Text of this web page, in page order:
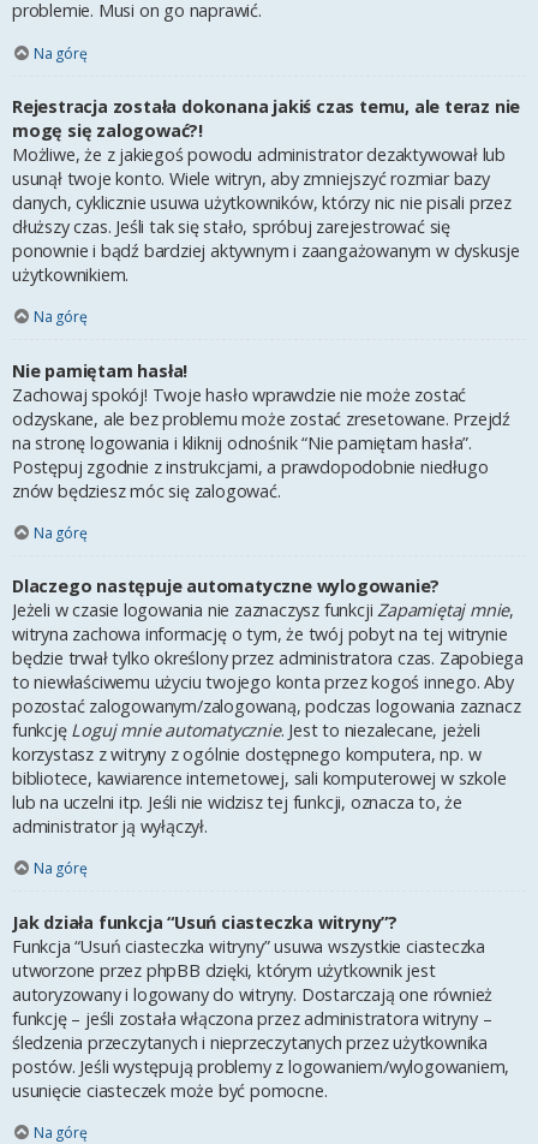
problemie. Musi on go naprawić.
Na górę
Rejestracja została dokonana jakiś czas temu, ale teraz nie
mogę się zalogować?!
Możliwe, że z jakiegoś powodu administrator dezaktywował lub
usunął twoje konto. Wiele witryn, aby zmniejszyć rozmiar bazy
danych, cyklicznie usuwa użytkowników, którzy nic nie pisali przez
dłuższy czas. Jeśli tak się stało, spróbuj zarejestrować się
ponownie i bądź bardziej aktywnym i zaangażowanym w dyskusje
użytkownikiem.
Na górę
Nie pamiętam hasła!
Zachowaj spokój! Twoje hasło wprawdzie nie może zostać
odzyskane, ale bez problemu może zostać zresetowane. Przejdź
na stronę logowania i kliknij odnośnik “Nie pamiętam hasła”.
Postępuj zgodnie z instrukcjami, a prawdopodobnie niedługo
znów będziesz móc się zalogować.
Na górę
Dlaczego następuje automatyczne wylogowanie?
Jeżeli w czasie logowania nie zaznaczysz funkcjiZapamiętaj mnie,
witryna zachowa informację o tym, że twój pobyt na tej witrynie
będzie trwał tylko określony przez administratora czas. Zapobiega
to niewłaściwemu użyciu twojego konta przez kogoś innego. Aby
pozostać zalogowanym/zalogowaną, podczas logowania zaznacz
funkcję Loguj mnie automatycznie. Jest to niezalecane, jeżeli
korzystasz z witryny z ogólnie dostępnego komputera, np. w
bibliotece, kawiarence internetowej, sali komputerowej w szkole
lub na uczelni itp. Jeśli nie widzisz tej funkcji, oznacza to, że
administrator ją wyłączył.
Na górę
Jak działa funkcja “Usuń ciasteczka witryny”?
Funkcja “Usuń ciasteczka witryny” usuwa wszystkie ciasteczka
utworzone przez phpBB dzięki, którym użytkownik jest
autoryzowany i logowany do witryny. Dostarczają one również
funkcję – jeśli została włączona przez administratora witryny –
śledzenia przeczytanych i nieprzeczytanych przez użytkownika
postów. Jeśli występują problemy z logowaniem/wylogowaniem,
usunięcie ciasteczek może być pomocne.
Na górę